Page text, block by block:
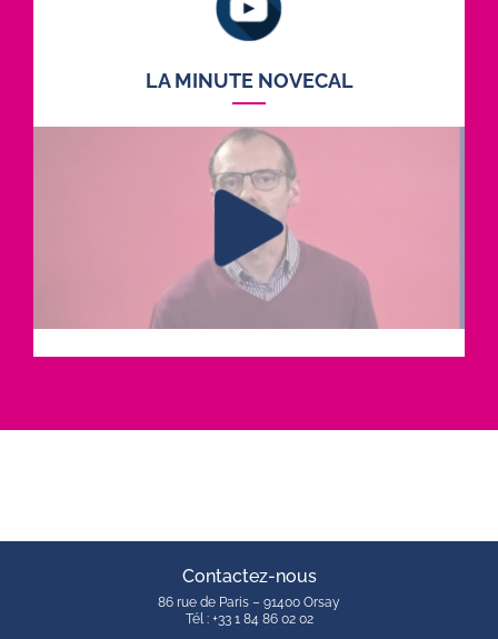
LA MINUTE NOVECAL
Contactez-nous
86 rue de Paris – 91400 Orsay
Tél : +33 1 84 86 02 02